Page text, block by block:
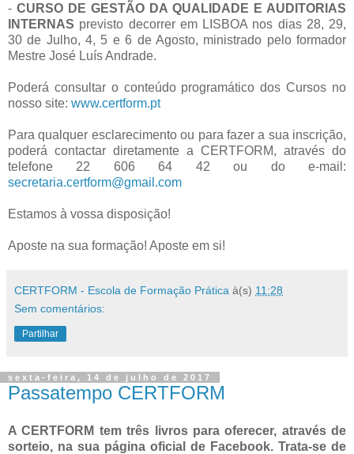
- CURSO DE GESTÃO DA QUALIDADE E AUDITORIAS
INTERNAS previsto decorrer em LISBOA nos dias 28, 29,
30 de Julho, 4, 5 e 6 de Agosto, ministrado pelo formador
Mestre José Luís Andrade.
Poderá consultar o conteúdo programático dos Cursos no
nosso site: www.certform.pt
Para qualquer esclarecimento ou para fazer a sua inscrição,
poderá contactar diretamente a CERTFORM, através do
telefone 22 606 64 42 ou do e-mail:
secretaria.certform@gmail.com
Estamos à vossa disposição!
Aposte na sua formação! Aposte em si!
CERTFORM - Escola de Formação Prática à(s) 11:28
Sem comentários:
Partilhar
sexta-feira, 14 de julho de 2017
Passatempo CERTFORM
A CERTFORM tem três livros para oferecer, através de
sorteio, na sua página oficial de Facebook. Trata-se de